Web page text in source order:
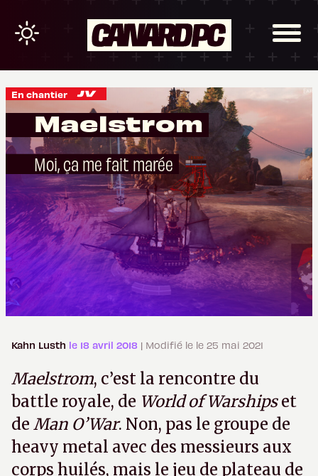
En chantier
Maelstrom
Moi, ça me fait marée
Kahn Lusth le 18 avril 2018 | Modifié le le 25 mai 2021
Maelstrom, c’est la rencontre du
battle royale, de World of Warshipset
de Man O’War. Non, pas le groupe de
heavy metal avec des messieurs aux
corps huilés, mais le jeu de plateau de